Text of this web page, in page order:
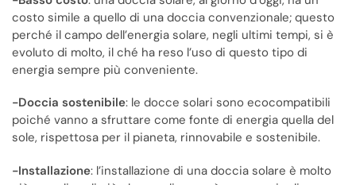
costo simile a quello di una doccia convenzionale; questo
perché il campo dell’energia solare, negli ultimi tempi, si è
evoluto di molto, il ché ha reso l’uso di questo tipo di
energia sempre più conveniente.
-Doccia sostenibile: le docce solari sono ecocompatibili
poiché vanno a sfruttare come fonte di energia quella del
sole, rispettosa per il pianeta, rinnovabile e sostenibile.
-Installazione: l’installazione di una doccia solare è molto